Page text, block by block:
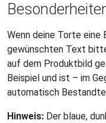
Wenn deine Torte eine
gewünschten Text
auf dem Produktbild
Beispiel und ist – im
automatisch
Hinweis: Der blaue,